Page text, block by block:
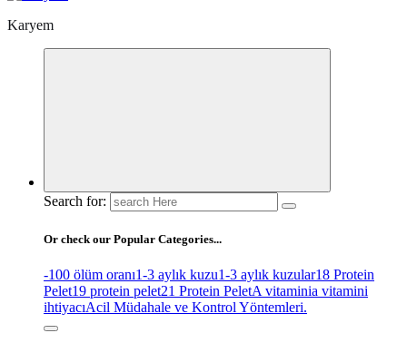
Karyem
Search for:
Or check our Popular Categories...
-100 ölüm oranı1-3 aylık kuzu1-3 aylık kuzular18 Protein
Pelet19 protein pelet21 Protein PeletA vitaminia vitamini
ihtiyacıAcil Müdahale ve Kontrol Yöntemleri.